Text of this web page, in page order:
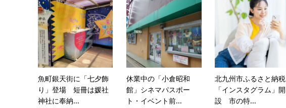
魚町銀天街に「七夕飾
り」登場 短冊は媛社
神社に奉納...
休業中の「小倉昭和
館」シネマパスポー
ト・イベント前...
北九州市ふるさと納税
「インスタグラム」開
設 市の特...